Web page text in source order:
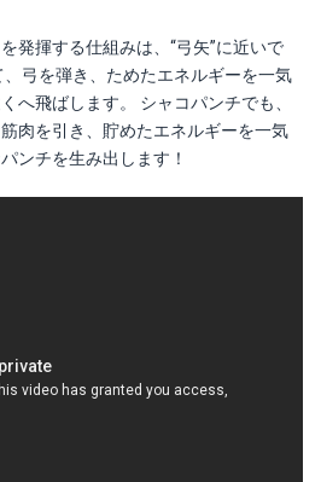
発揮する仕組みは、“弓矢”に近いで
弓を弾き、ためたエネルギーを一気
へ飛ばします。 シャコパンチでも、
肉を引き、貯めたエネルギーを一気
ンチを生み出します！